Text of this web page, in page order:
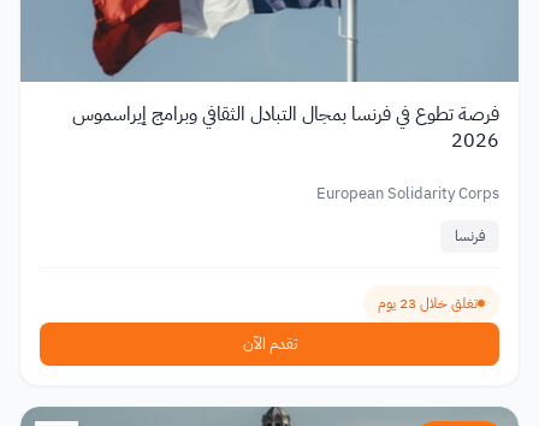
فرصة تطوع في فرنسا بمجال التبادل الثقافي وبرامج إيراسموس
2026
European Solidarity Corps
فرنسا
تغلق خلال 23 يوم
تقدم الآن